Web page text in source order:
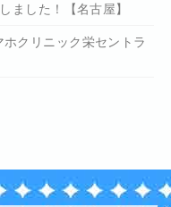
ました！【名古屋】
クリニック栄セントラ